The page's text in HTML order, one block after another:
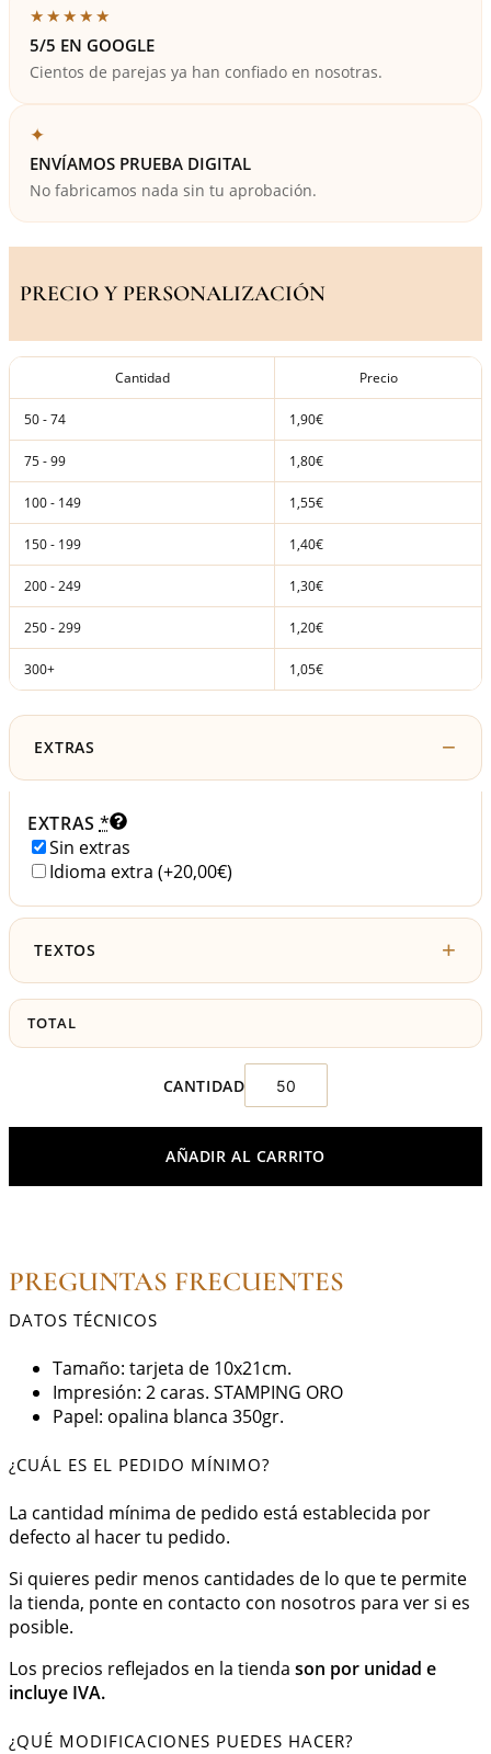
★★★★★
5/5 EN GOOGLE
Cientos de parejas ya han confiado en nosotras.
✦
ENVÍAMOS PRUEBA DIGITAL
No fabricamos nada sin tu aprobación.
PRECIO Y PERSONALIZACIÓN
Cantidad Precio
50 - 74 1,90€
75 - 99 1,80€
100 - 149 1,55€
150 - 199 1,40€
200 - 249 1,30€
250 - 299 1,20€
300+ 1,05€
EXTRAS
EXTRAS *
Sin extras
Idioma extra (+20,00€)
TEXTOS
TOTAL
AÑADIR AL CARRITO
PREGUNTAS FRECUENTES
DATOS TÉCNICOS
Tamaño: tarjeta de 10x21cm.
Impresión: 2 caras. STAMPING ORO
Papel: opalina blanca 350gr.
¿CUÁL ES EL PEDIDO MÍNIMO?
La cantidad mínima de pedido está establecida por
defecto al hacer tu pedido.
Si quieres pedir menos cantidades de lo que te permite
la tienda, ponte en contacto con nosotros para ver si es
posible.
Los precios reflejados en la tienda son por unidad e
incluye IVA.
¿QUÉ MODIFICACIONES PUEDES HACER?